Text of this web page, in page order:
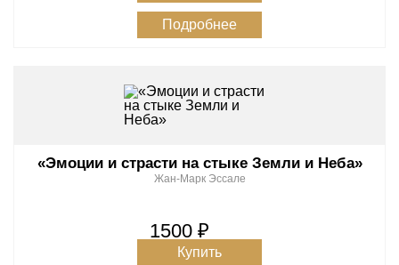
Подробнее
«Эмоции и страсти на стыке Земли и Неба»
Жан-Марк Эссале
1500 ₽
Купить